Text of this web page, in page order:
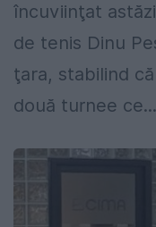
încuviinţat
de tenis Dinu
ţara, stabilind
două turnee ce...